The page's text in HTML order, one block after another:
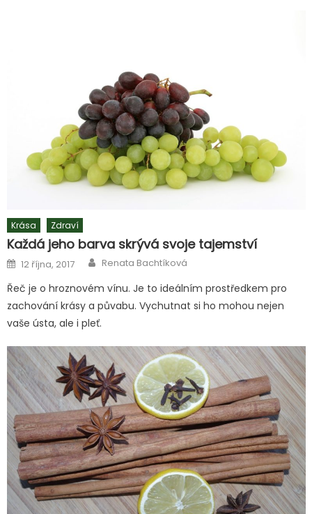
Krása Zdraví
Každá jeho barva skrývá svoje tajemství
Posted
on
12 října, 2017 Author
Renata Bachtíková
Řeč je o hroznovém vínu. Je to ideálním prostředkem pro
zachování krásy a půvabu. Vychutnat si ho mohou nejen
vaše ústa, ale i pleť.